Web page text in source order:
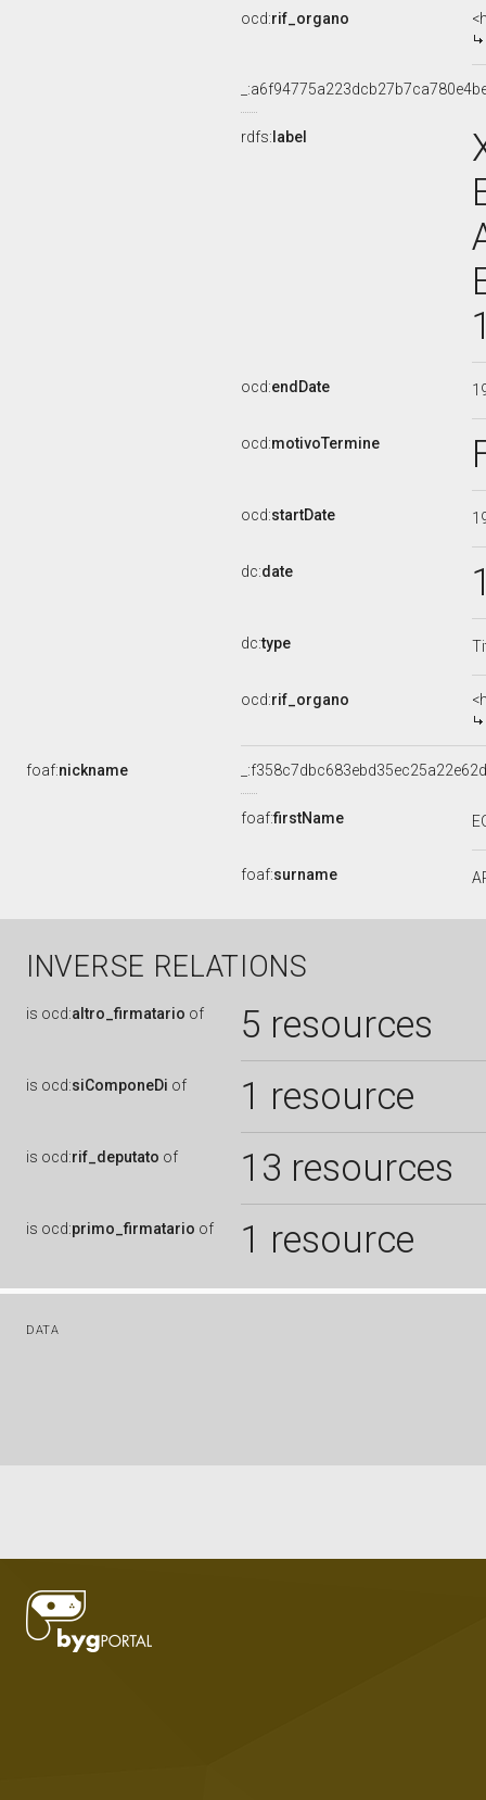
ocd:rif_organo
rdfs: label
ocd:endDate
ocd:motivoTermine
ocd:startDate
dc:date
dc:type
ocd:rif_organo
foaf:nickname
foaf:firstName
foaf:surname
INVERSE RELATIONS
is ocd:altro_firmatario of 5 resources
is ocd:siComponeDi of 1 resource
is ocd:rif_deputato of 13 resources
is ocd:primo_firmatario of 1 resource
DATA